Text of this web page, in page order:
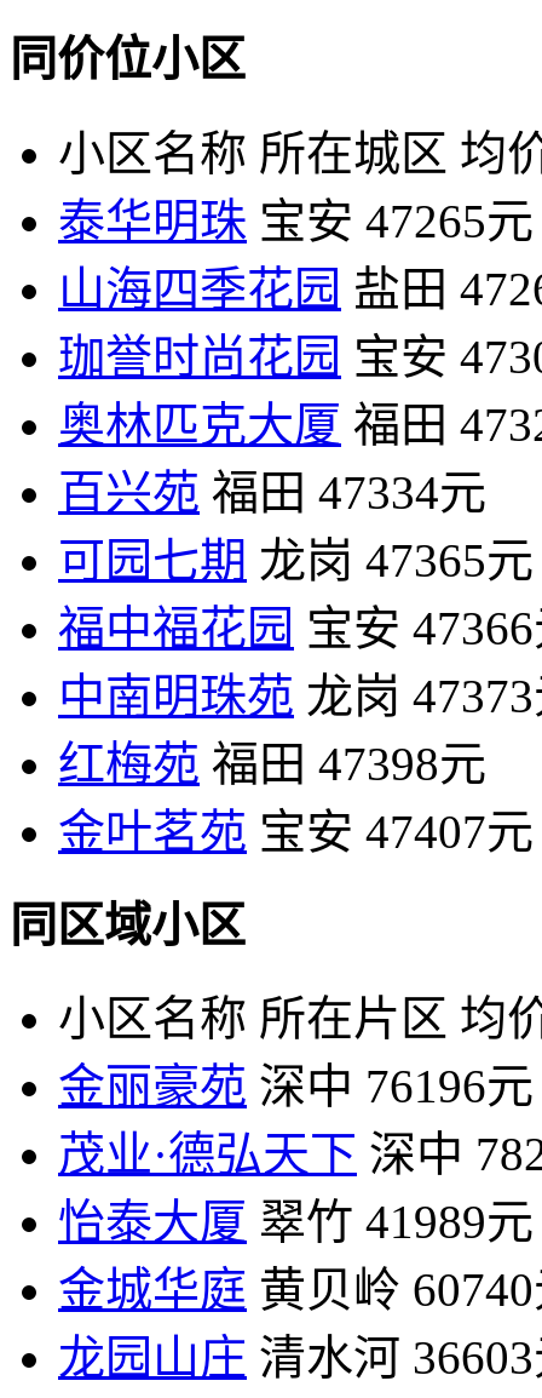
同价位小区
小区名称 所在城区 均
泰华明珠 宝安 47265元
山海四季花园 盐田
珈誉时尚花园 宝安
奥林匹克大厦 福田
百兴苑 福田 47334元
可园七期 龙岗 47365元
福中福花园 宝安
中南明珠苑 龙岗
红梅苑 福田 47398元
金叶茗苑 宝安 47407元
同区域小区
小区名称 所在片区 均
金丽豪苑 深中 76196元
茂业·德弘天下 深中
怡泰大厦 翠竹 41989元
金城华庭 黄贝岭
龙园山庄 清水河